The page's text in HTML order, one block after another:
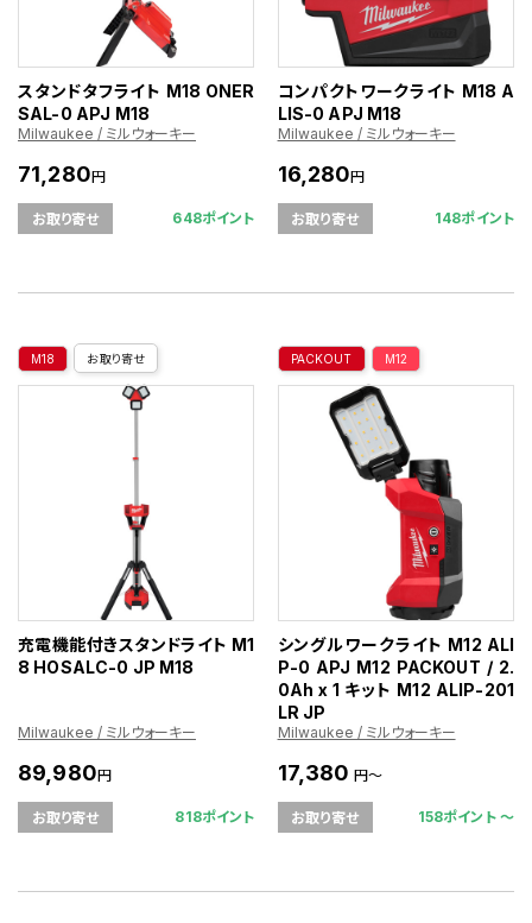
スタンドタフライト M18 ONER
SAL-0 APJ M18
Milwaukee / ミルウォーキー
71,280円
お取り寄せ 648ポイント
コンパクトワークライト M18 A
LIS-0 APJ M18
Milwaukee / ミルウォーキー
16,280円
お取り寄せ 148ポイント
M18 お取り寄せ
充電機能付きスタンドライト M1
8 HOSALC-0 JP M18
Milwaukee / ミルウォーキー
89,980円
お取り寄せ 818ポイント
PACKOUT M12
シングルワークライト M12 ALI
P-0 APJ M12 PACKOUT / 2.
0Ah x 1 キット M12 ALIP-201
LR JP
Milwaukee / ミルウォーキー
17,380 円～
お取り寄せ 158ポイント 〜